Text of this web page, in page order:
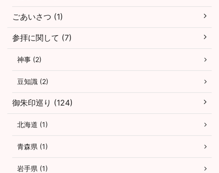
ごあいさつ (1)
参拝に関して (7)
神事 (2)
豆知識 (2)
御朱印巡り (124)
北海道 (1)
青森県 (1)
岩手県 (1)